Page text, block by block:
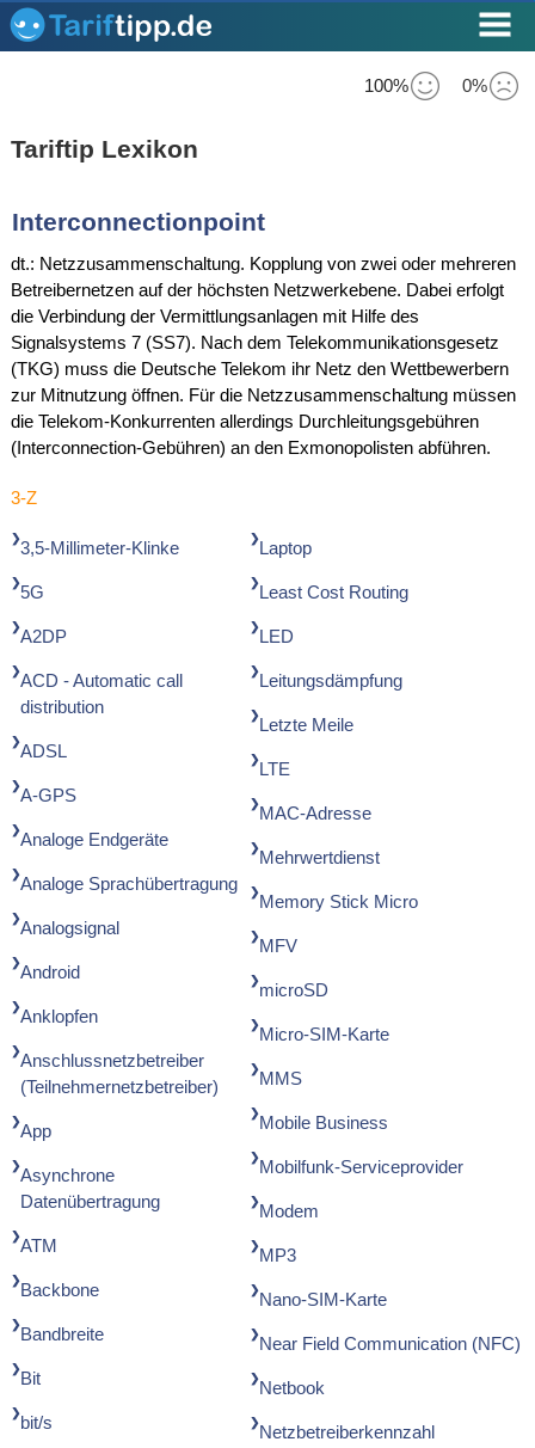
100% 0%
Tariftip Lexikon
Interconnectionpoint
dt.: Netzzusammenschaltung. Kopplung von zwei oder mehreren
Betreibernetzen auf der höchsten Netzwerkebene. Dabei erfolgt
die Verbindung der Vermittlungsanlagen mit Hilfe des
Signalsystems 7 (SS7). Nach dem Telekommunikationsgesetz
(TKG) muss die Deutsche Telekom ihr Netz den Wettbewerbern
zur Mitnutzung öffnen. Für die Netzzusammenschaltung müssen
die Telekom-Konkurrenten allerdings Durchleitungsgebühren
(Interconnection-Gebühren) an den Exmonopolisten abführen.
3-Z
3,5-Millimeter-Klinke
5G
A2DP
ACD - Automatic call
distribution
ADSL
A-GPS
Analoge Endgeräte
Analoge Sprachübertragung
Analogsignal
Android
Anklopfen
Anschlussnetzbetreiber
(Teilnehmernetzbetreiber)
App
Asynchrone
Datenübertragung
ATM
Backbone
Bandbreite
Bit
bit/s
Laptop
Least Cost Routing
LED
Leitungsdämpfung
Letzte Meile
LTE
MAC-Adresse
Mehrwertdienst
Memory Stick Micro
MFV
microSD
Micro-SIM-Karte
MMS
Mobile Business
Mobilfunk-Serviceprovider
Modem
MP3
Nano-SIM-Karte
Near Field Communication (NFC)
Netbook
Netzbetreiberkennzahl